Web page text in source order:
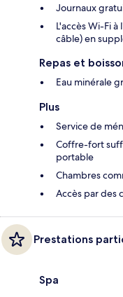
Journaux
L'accès Wi-Fi
câble) en
Repas et
Eau minérale
Plus
Service de
Coffre-fort
portable
Chambres
Accès par des
Prestations
Spa